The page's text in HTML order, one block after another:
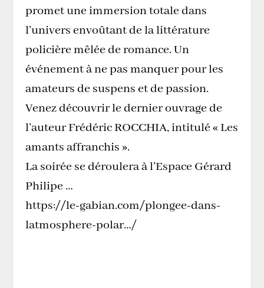
promet une immersion totale dans
l’univers envoûtant de la littérature
policière mêlée de romance. Un
événement à ne pas manquer pour les
amateurs de suspens et de passion.
Venez découvrir le dernier ouvrage de
l’auteur Frédéric ROCCHIA, intitulé « Les
amants affranchis ».
La soirée se déroulera à l’Espace Gérard
Philipe …
https://le-gabian.com/plongee-dans-
latmosphere-polar…/